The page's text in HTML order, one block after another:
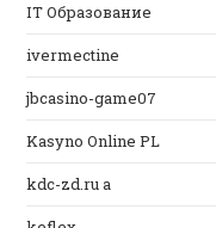
IT Образование
ivermectine
jbcasino-game07
Kasyno Online PL
kdc-zd.ru a